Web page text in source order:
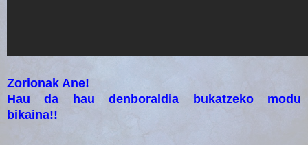
Zorionak Ane!
Hau da hau denboraldia bukatzeko modu
bikaina!!